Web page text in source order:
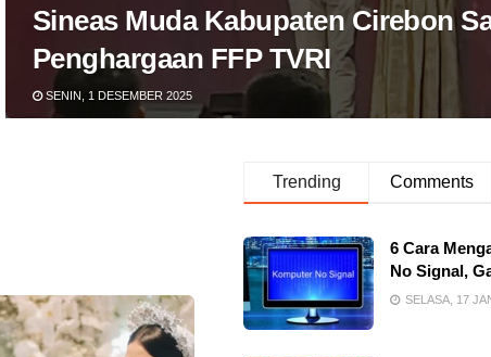
Sineas Muda Kabupaten Cirebon
Penghargaan FFP TVRI
SENIN, 1 DESEMBER 2025
Trending Comments
6 Cara
No Signal,
SELASA, 17